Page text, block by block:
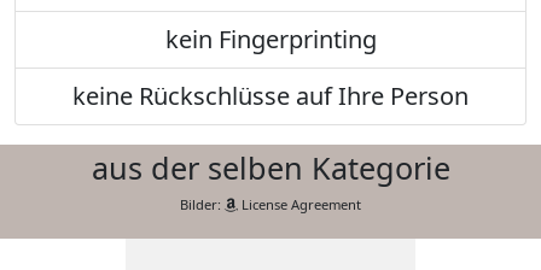
kein Fingerprinting
keine Rückschlüsse auf Ihre Person
aus der selben Kategorie
Bilder: License Agreement